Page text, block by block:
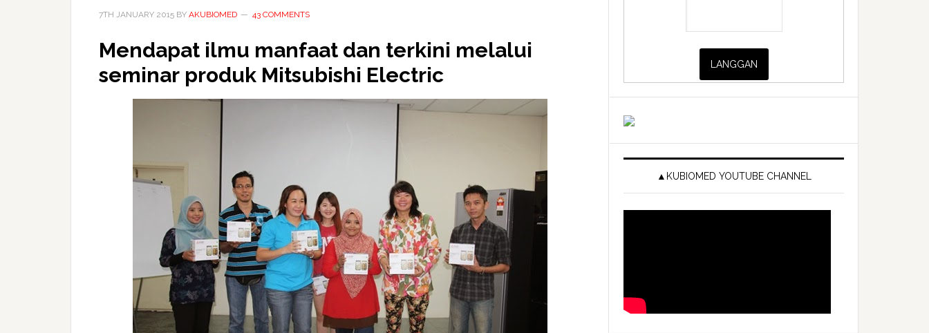
7TH JANUARY 2015 BY AKUBIOMED 43 COMMENTS
Mendapat ilmu manfaat dan terkini melalui
seminar produk Mitsubishi Electric
▲KUBIOMED YOUTUBE CHANNEL